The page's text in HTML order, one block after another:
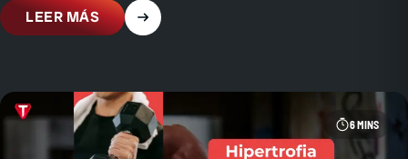
LEER MÁS
6 MINS